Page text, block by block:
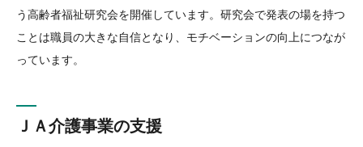
う高齢者福祉研究会を開催しています。研究会で発表の場を持つ
ことは職員の大きな自信となり、モチベーションの向上につなが
っています。
ＪＡ介護事業の支援